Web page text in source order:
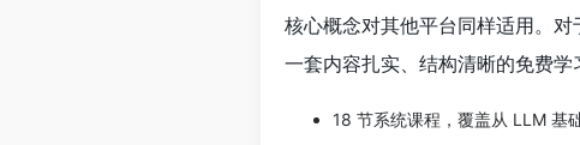
核心概念对其他平台同样适用。
一套内容扎实、结构清晰的免费
18 节系统课程，覆盖从 LLM 基